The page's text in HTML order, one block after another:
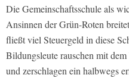
Die Gemeinschaftsschule als
Ansinnen der Grün-Roten
fließt viel Steuergeld in diese
Bildungsleute rauschen mit
und zerschlagen ein halbwegs